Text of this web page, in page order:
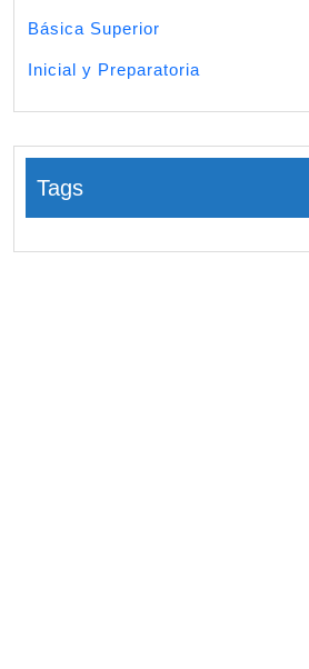
Básica Superior
Inicial y Preparatoria
Tags